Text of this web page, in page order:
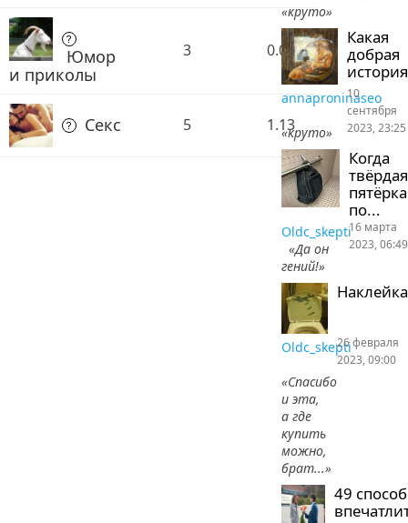
Юмор
и приколы
3 0.00
Секс 5 1.13
«круто»
Какая
добрая
история
annaproninaseo
«круто»
10
сентября
2023, 23:25
Когда
твёрдая
пятёрка
по...
Oldc_skepti
«Да он
гений!»
16 марта
2023, 06:49
Наклейка
Oldc_skepti
«Спасибо
и эта,
а где
купить
можно,
брат...»
26 февраля
2023, 09:00
49